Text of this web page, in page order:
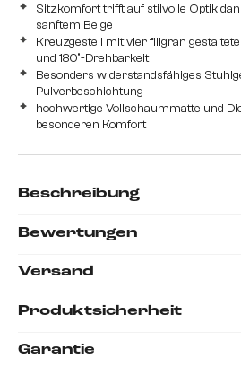
Sitzkomfort trifft auf stilvolle Optik
sanftem Beige
Kreuzgestell mit vier filigran
und 180°-Drehbarkeit
Besonders widerstandsfähiges
Pulverbeschichtung
hochwertige Vollschaummatte und
besonderen Komfort
Beschreibung
Bewertungen
Versand
Produktsicherheit
Garantie